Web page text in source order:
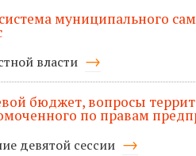
муниципального
власти
бюджет, вопросы
по правам
девятой сессии